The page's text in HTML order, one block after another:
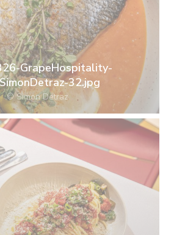
GrapeHospitality-
32.jpg
© Simon Detraz